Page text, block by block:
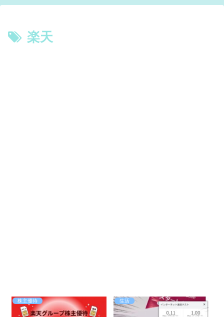
楽天
株主優待 生活